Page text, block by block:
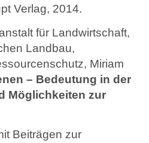
Verlag, 2014.
für Landwirtschaft,
Landbau,
Miriam
– Bedeutung in der
Möglichkeiten zur
Beiträgen zur